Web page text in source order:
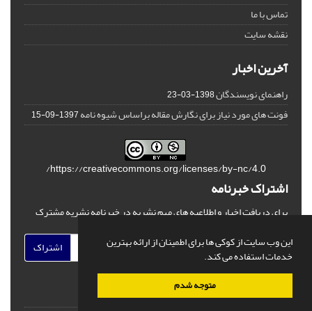
این وب سایت از کوکی ها برای اطمینان از ارائه بهترین
خدمات استفاده می کند.
متوجه شدم
تماس با ما
نقشه سایت
آخرین اخبار
راهنمای نویسندگان1398-03-23
فونت های مورد نیاز برای نگارش مقاله براساس شیوه نامه1397-09-15
https://creativecommons.org/licenses/by-nc/4.0/
اشتراک خبرنامه
برای دریافت اخبار و اطلاعیه های مهم نشریه در خبرنامه نشریه مشترک
اشتراک